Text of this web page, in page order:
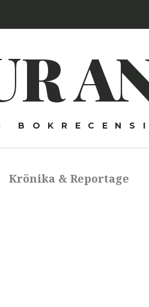
Krönika & Reportage